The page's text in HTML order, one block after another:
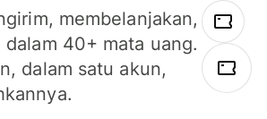
membelanjakan,
40+ mata uang.
dalam satu akun,